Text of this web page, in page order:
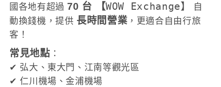
國各地有超過70 台 【WOW Exchange】
自
動換錢機，提供 長時間營業 ，更適合自由行旅
客！
常見地點 ：
✔ 弘大、東大門、江南等觀光區
✔ 仁川機場、金浦機場